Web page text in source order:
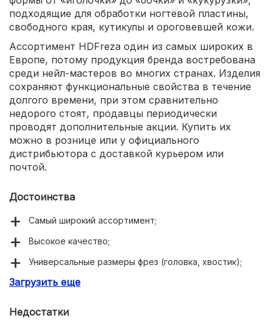
подходящие для обработки ногтевой пластины,
свободного края, кутикулы и ороговевшей кожи.
Ассортимент HDFreza один из самых широких в
Европе, потому продукция бренда востребована
среди нейл-мастеров во многих странах. Изделия
сохраняют функциональные свойства в течение
долгого времени, при этом сравнительно
недорого стоят, продавцы периодически
проводят дополнительные акции. Купить их
можно в рознице или у официального
дистрибьютора с доставкой курьером или
почтой.
Достоинства
Самый широкий ассортимент;
Высокое качество;
Универсальные размеры фрез (головка, хвостик);
Низкая цена.
Загрузить еще
Недостатки